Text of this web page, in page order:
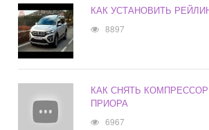
КАК УСТАНОВИТЬ
8897
КАК СНЯТЬ
ПРИОРА
6967